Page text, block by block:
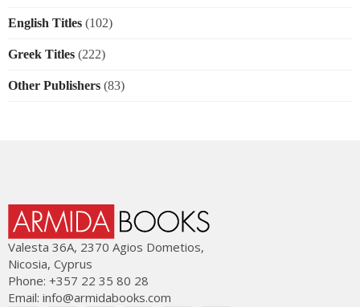
English Titles (102)
Greek Titles (222)
Other Publishers (83)
Valesta 36Α, 2370 Agios Dometios,
Nicosia, Cyprus
Phone: +357 22 35 80 28
Email: info@armidabooks.com